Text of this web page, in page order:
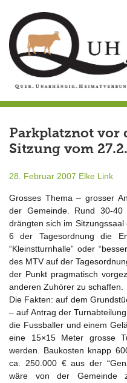
content
Parkplatznot vor
Sitzung vom
28. Februar 2007 Elke Link
Grosses Thema – grosser
der Gemeinde. Rund 30-40
drängten sich im
6 der Tagesordnung die
“Kleinstturnhalle” oder
des MTV auf der
der Punkt pragmatisch
anderen Zuhörer zu schaffen.
Die Fakten: auf dem
– auf Antrag der
die Fussballer und einem
eine 15×15 Meter grosse
werden. Baukosten knapp
ca. 250.000 € aus der
wäre von der Gemeinde